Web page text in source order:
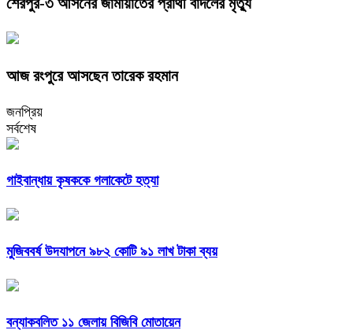
শেরপুর-৩ আসনের জামায়াতের প্রার্থী বাদলের মৃত্যু
আজ রংপুরে আসছেন তারেক রহমান
জনপ্রিয়
সর্বশেষ
গাইবান্ধায় কৃষককে গলাকেটে হত্যা
মুজিববর্ষ উদযাপনে ৯৮২ কোটি ৯১ লাখ টাকা ব্যয়
বন্যাকবলিত ১১ জেলায় বিজিবি মোতায়েন